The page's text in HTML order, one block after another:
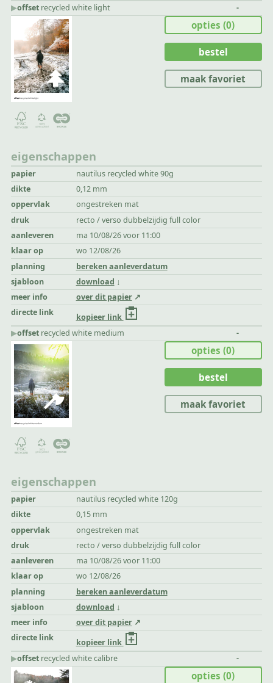
▶︎offset recycled white light -
eigenschappen
papier
nautilus recycled white 90g
dikte
0,12 mm
oppervlak
ongestreken mat
druk
recto / verso dubbelzijdig full color
aanleveren
ma 10/08/26 voor 11:00
klaar op
wo 12/08/26
planning
bereken aanleverdatum
sjabloon
download
meer info
over dit papier
directe link
kopieer link
opties(0)
bestel
maak favoriet
▶︎offset recycled white medium -
eigenschappen
papier
nautilus recycled white 120g
dikte
0,15 mm
oppervlak
ongestreken mat
druk
recto / verso dubbelzijdig full color
aanleveren
ma 10/08/26 voor 11:00
klaar op
wo 12/08/26
planning
bereken aanleverdatum
sjabloon
download
meer info
over dit papier
directe link
kopieer link
opties(0)
bestel
maak favoriet
▶︎offset recycled white calibre -
opties(0)